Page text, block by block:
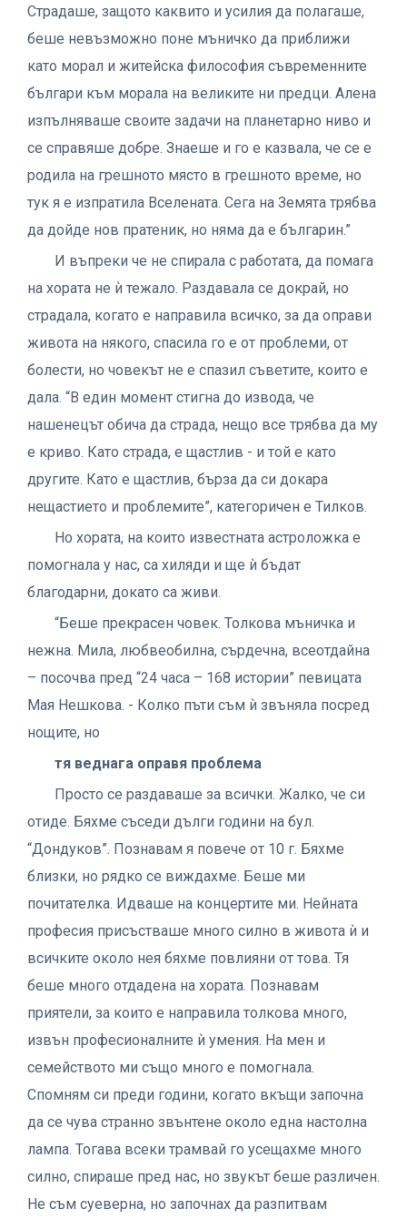
Страдаше, защото каквито и усилия да полагаше,
беше невъзможно поне мъничко да приближи
като морал и житейска философия съвременните
българи към морала на великите ни предци. Алена
изпълняваше своите задачи на планетарно ниво и
се справяше добре. Знаеше и го е казвала, че се е
родила на грешното място в грешното време, но
тук я е изпратила Вселената. Сега на Земята трябва
да дойде нов пратеник, но няма да е българин.”
И въпреки че не спирала с работата, да помага
на хората не ѝ тежало. Раздавала се докрай, но
страдала, когато е направила всичко, за да оправи
живота на някого, спасила го е от проблеми, от
болести, но човекът не е спазил съветите, които е
дала. “В един момент стигна до извода, че
нашенецът обича да страда, нещо все трябва да му
е криво. Като страда, е щастлив - и той е като
другите. Като е щастлив, бърза да си докара
нещастието и проблемите”, категоричен е Тилков.
Но хората, на които известната астроложка е
помогнала у нас, са хиляди и ще ѝ бъдат
благодарни, докато са живи.
“Беше прекрасен човек. Толкова мъничка и
нежна. Мила, любвеобилна, сърдечна, всеотдайна
– посочва пред “24 часа – 168 истории” певицата
Мая Нешкова. - Колко пъти съм ѝ звъняла посред
нощите, но
тя веднага оправя проблема
Просто се раздаваше за всички. Жалко, че си
отиде. Бяхме съседи дълги години на бул.
“Дондуков”. Познавам я повече от 10 г. Бяхме
близки, но рядко се виждахме. Беше ми
почитателка. Идваше на концертите ми. Нейната
професия присъстваше много силно в живота ѝ и
всичките около нея бяхме повлияни от това. Тя
беше много отдадена на хората. Познавам
приятели, за които е направила толкова много,
извън професионалните ѝ умения. На мен и
семейството ми също много е помогнала.
Спомням си преди години, когато вкъщи започна
да се чува странно звънтене около една настолна
лампа. Тогава всеки трамвай го усещахме много
силно, спираше пред нас, но звукът беше различен.
Не съм суеверна, но започнах да разпитвам